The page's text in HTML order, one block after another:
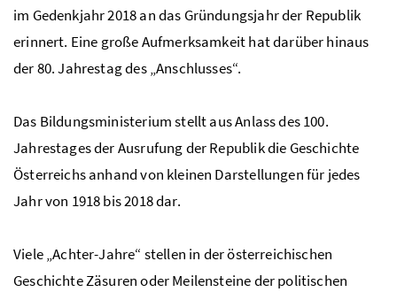
im Gedenkjahr 2018 an das Gründungsjahr der Republik
erinnert. Eine große Aufmerksamkeit hat darüber hinaus
der 80. Jahrestag des „Anschlusses“.
Das Bildungsministerium stellt aus Anlass des 100.
Jahrestages der Ausrufung der Republik die Geschichte
Österreichs anhand von kleinen Darstellungen für jedes
Jahr von 1918 bis 2018 dar.
Viele „Achter-Jahre“ stellen in der österreichischen
Geschichte Zäsuren oder Meilensteine der politischen